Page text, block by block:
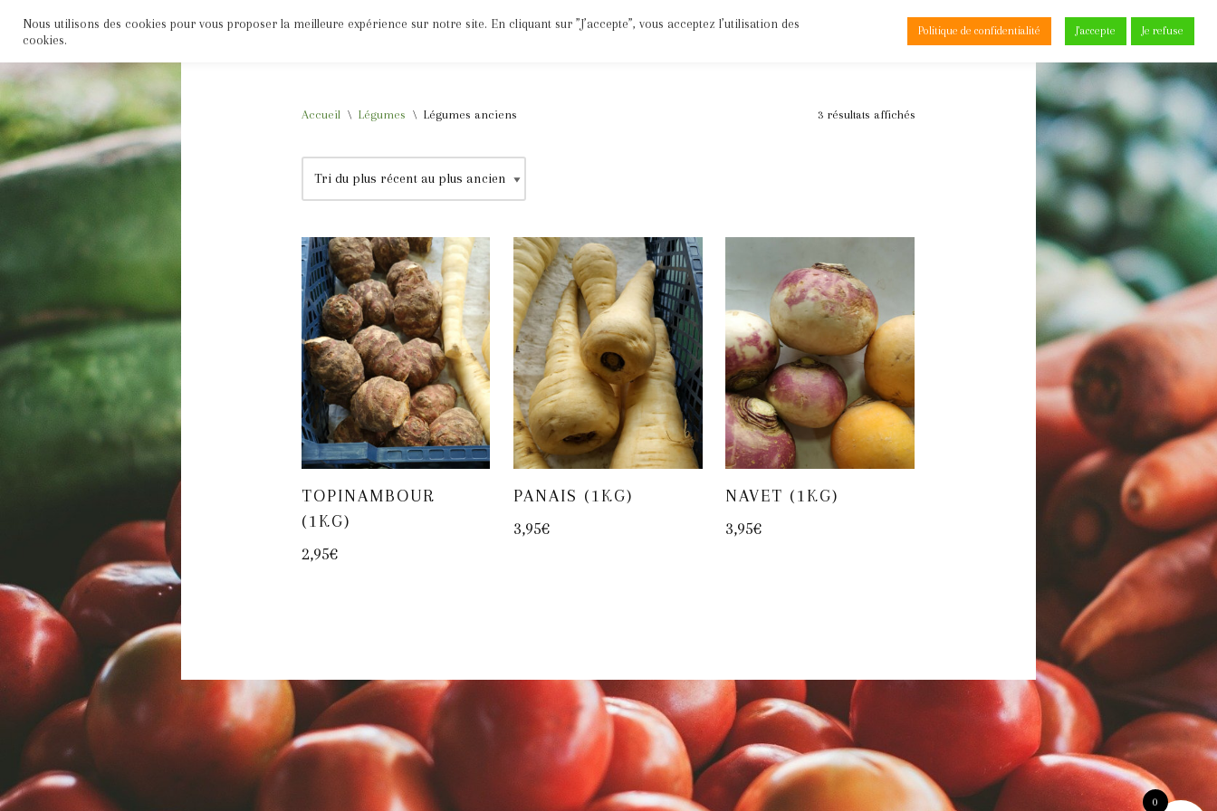
Aller
au
Accueil Boutique Fruits Légumes Epices Jus Divers Bio Mon Compte
Accueil \ Légumes \ Légumes anciens 3 résultats affichés
TOPINAMBOUR
(1KG)
2,95€
PANAIS (1KG)
3,95€
NAVET (1KG)
3,95€
Nous utilisons des cookies pour vous proposer la meilleure expérience sur notre site. En cliquant sur ”J’accepte”, vous acceptez l’utilisation des
cookies.
Politique de confidentialité J'accepte Je refuse
0